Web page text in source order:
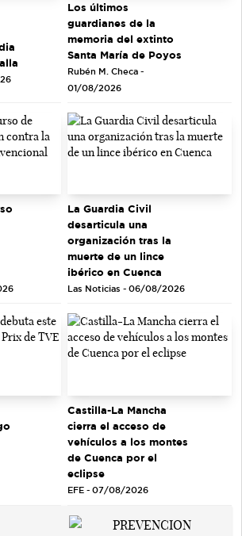
Los últimos
guardianes de la
memoria del extinto
Santa María de Poyos
Rubén M. Checa -
01/08/2026
La Guardia Civil
desarticula una
organización tras la
muerte de un lince
ibérico en Cuenca
Las Noticias - 06/08/2026
Castilla-La Mancha
cierra el acceso de
vehículos a los montes
de Cuenca por el
eclipse
EFE - 07/08/2026